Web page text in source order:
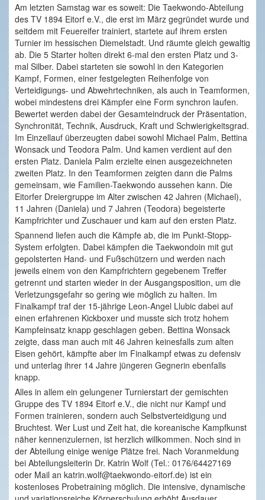
Am letzten Samstag war es soweit: Die Taekwondo-Abteilung
des TV 1894 Eitorf e.V., die erst im März gegründet wurde und
seitdem mit Feuereifer trainiert, startete auf ihrem ersten
Turnier im hessischen Diemelstadt. Und räumte gleich gewaltig
ab. Die 5 Starter holten direkt 6-mal den ersten Platz und 3-
mal Silber. Dabei starteten sie sowohl in den Kategorien
Kampf, Formen, einer festgelegten Reihenfolge von
Verteidigungs- und Abwehrtechniken, als auch in Teamformen,
wobei mindestens drei Kämpfer eine Form synchron laufen.
Bewertet werden dabei der Gesamteindruck der Präsentation,
Synchronität, Technik, Ausdruck, Kraft und Schwierigkeitsgrad.
Im Einzellauf überzeugten dabei sowohl Michael Palm, Bettina
Wonsack und Teodora Palm. Und kamen verdient auf den
ersten Platz. Daniela Palm erzielte einen ausgezeichneten
zweiten Platz. In den Teamformen zeigten dann die Palms
gemeinsam, wie Familien-Taekwondo aussehen kann. Die
Eitorfer Dreiergruppe im Alter zwischen 42 Jahren (Michael),
11 Jahren (Daniela) und 7 Jahren (Teodora) begeisterte
Kampfrichter und Zuschauer und kam auf den ersten Platz.
Spannend liefen auch die Kämpfe ab, die im Punkt-Stopp-
System erfolgten. Dabei kämpfen die Taekwondoin mit gut
gepolsterten Hand- und Fußschützern und werden nach
jeweils einem von den Kampfrichtern gegebenem Treffer
getrennt und starten wieder in der Ausgangsposition, um die
Verletzungsgefahr so gering wie möglich zu halten. Im
Finalkampf traf der 15-jährige Leon-Angel Llubic dabei auf
einen erfahrenen Kickboxer und musste sich trotz hohem
Kampfeinsatz knapp geschlagen geben. Bettina Wonsack
zeigte, dass man auch mit 46 Jahren keinesfalls zum alten
Eisen gehört, kämpfte aber im Finalkampf etwas zu defensiv
und unterlag ihrer 14 Jahre jüngeren Gegnerin ebenfalls
knapp.
Alles in allem ein gelungener Turnierstart der gemischten
Gruppe des TV 1894 Eitorf e.V., die nicht nur Kampf und
Formen trainieren, sondern auch Selbstverteidigung und
Bruchtest. Wer Lust und Zeit hat, die koreanische Kampfkunst
näher kennenzulernen, ist herzlich willkommen. Noch sind in
der Abteilung einige wenige Plätze frei. Nach Voranmeldung
bei Abteilungsleiterin Dr. Katrin Wolf (Tel.: 0176/64427169
oder Mail an katrin.wolf@taekwondo-eitorf.de) ist ein
kostenloses Probetraining möglich. Die intensive, dynamische